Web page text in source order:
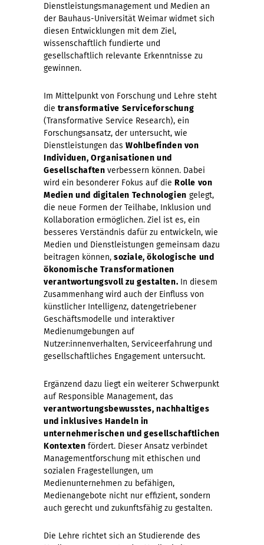
Dienstleistungsmanagement und Medien an
der Bauhaus-Universität Weimar widmet sich
diesen Entwicklungen mit dem Ziel,
wissenschaftlich fundierte und
gesellschaftlich relevante Erkenntnisse zu
gewinnen.
Im Mittelpunkt von Forschung und Lehre steht
die transformative Serviceforschung
(Transformative Service Research), ein
Forschungsansatz, der untersucht, wie
Dienstleistungen das Wohlbefinden von
Individuen, Organisationen und
Gesellschaften verbessern können. Dabei
wird ein besonderer Fokus auf die Rolle von
Medien und digitalen Technologien gelegt,
die neue Formen der Teilhabe, Inklusion und
Kollaboration ermöglichen. Ziel ist es, ein
besseres Verständnis dafür zu entwickeln, wie
Medien und Dienstleistungen gemeinsam dazu
beitragen können, soziale, ökologische und
ökonomische Transformationen
verantwortungsvoll zu gestalten. In diesem
Zusammenhang wird auch der Einfluss von
künstlicher Intelligenz, datengetriebener
Geschäftsmodelle und interaktiver
Medienumgebungen auf
Nutzer:innenverhalten, Serviceerfahrung und
gesellschaftliches Engagement untersucht.
Ergänzend dazu liegt ein weiterer Schwerpunkt
auf Responsible Management, das
verantwortungsbewusstes, nachhaltiges
und inklusives Handeln in
unternehmerischen und gesellschaftlichen
Kontexten fördert. Dieser Ansatz verbindet
Managementforschung mit ethischen und
sozialen Fragestellungen, um
Medienunternehmen zu befähigen,
Medienangebote nicht nur effizient, sondern
auch gerecht und zukunftsfähig zu gestalten.
Die Lehre richtet sich an Studierende des